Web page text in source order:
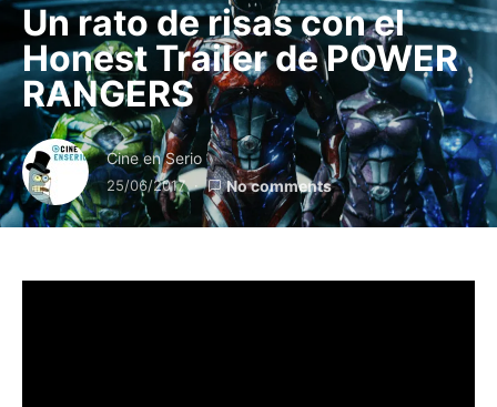
Un rato de risas con el
Honest Trailer de POWER
RANGERS
Cine en Serio
25/06/2017 No comments